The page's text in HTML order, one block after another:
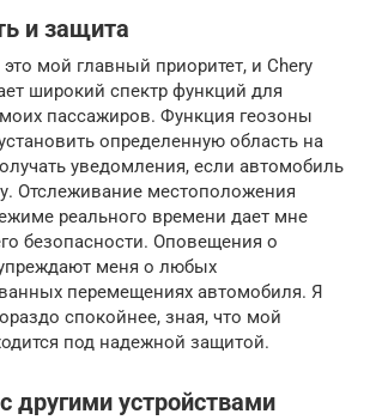
и защита
мой главный приоритет, и Chery
широкий спектр функций для
пассажиров. Функция геозоны
определенную область на
уведомления, если автомобиль
Отслеживание местоположения
реального времени дает мне
безопасности. Оповещения о
меня о любых
перемещениях автомобиля. Я
спокойнее, зная, что мой
под надежной защитой.
другими устройствами